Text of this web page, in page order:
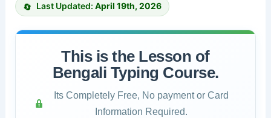
Last Updated:April 19th, 2026
This is the Lesson of
Bengali Typing Course.
Its Completely Free, No payment or Card
Information Required.